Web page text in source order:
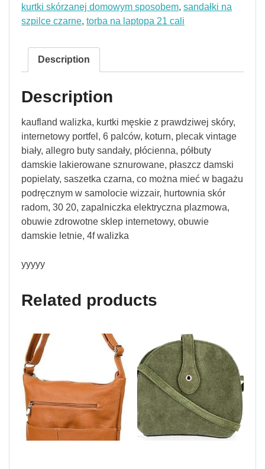
kurtki skórzanej domowym sposobem, sandałki na
szpilce czarne, torba na laptopa 21 cali
Description
Description
kaufland walizka, kurtki męskie z prawdziwej skóry,
internetowy portfel, 6 palców, koturn, plecak vintage
biały, allegro buty sandały, płócienna, półbuty
damskie lakierowane sznurowane, płaszcz damski
popielaty, saszetka czarna, co można mieć w bagażu
podręcznym w samolocie wizzair, hurtownia skór
radom, 30 20, zapalniczka elektryczna plazmowa,
obuwie zdrowotne sklep internetowy, obuwie
damskie letnie, 4f walizka
yyyyy
Related products